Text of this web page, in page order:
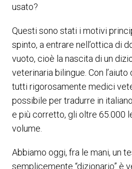
usato?
Questi sono stati i motivi
spinto, a entrare nell’ottica di
vuoto, cioè la nascita di un
veterinaria bilingue. Con
tutti rigorosamente medici
possibile per tradurre in
e più corretto, gli oltre 65.000
volume.
Abbiamo oggi, fra le mani, un
semplicemente “dizionario” è